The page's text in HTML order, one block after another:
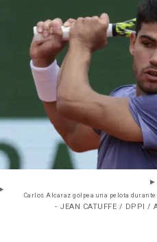
Carlos Alcaraz golpea una pelota
- JEAN CATUFFE / DPPI /